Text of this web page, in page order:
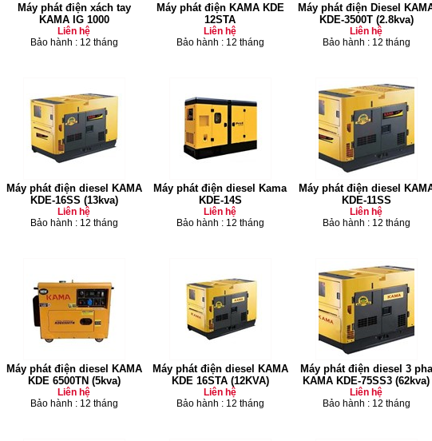
Máy phát điện xách tay
KAMA IG 1000
Liên hệ
Bảo hành : 12 tháng
Máy phát điện KAMA KDE
12STA
Liên hệ
Bảo hành : 12 tháng
Máy phát điện Diesel
KDE-3500T (2.8kva)
Liên hệ
Bảo hành : 12 tháng
Máy phát điện diesel KAMA
KDE-16SS (13kva)
Liên hệ
Bảo hành : 12 tháng
Máy phát điện diesel Kama
KDE-14S
Liên hệ
Bảo hành : 12 tháng
Máy phát điện diesel
KDE-11SS
Liên hệ
Bảo hành : 12 tháng
Máy phát điện diesel KAMA
KDE 6500TN (5kva)
Liên hệ
Bảo hành : 12 tháng
Máy phát điện diesel KAMA
KDE 16STA (12KVA)
Liên hệ
Bảo hành : 12 tháng
Máy phát điện diesel 3 pha
KAMA KDE-75SS3 (62kva)
Liên hệ
Bảo hành : 12 tháng